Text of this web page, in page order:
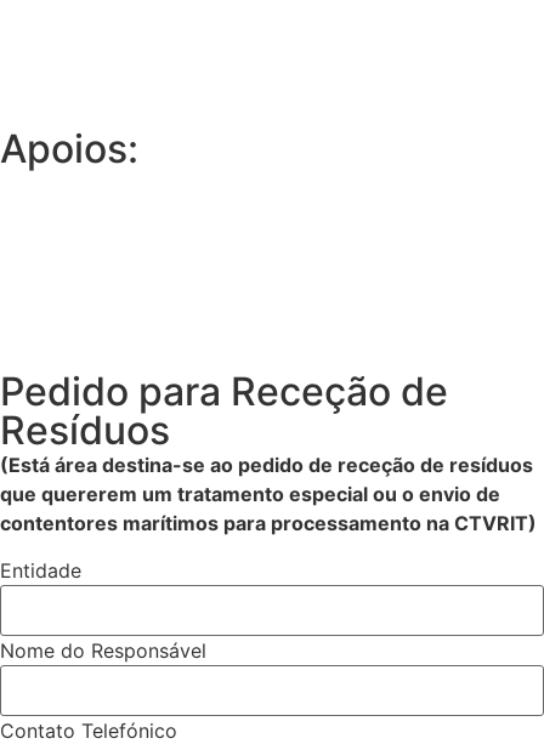
Apoios:
Pedido para Receção de
Resíduos
(Está área destina-se ao pedido de receção de resíduos
que quererem um tratamento especial ou o envio de
contentores marítimos para processamento na CTVRIT)
Entidade
Nome do Responsável
Contato Telefónico